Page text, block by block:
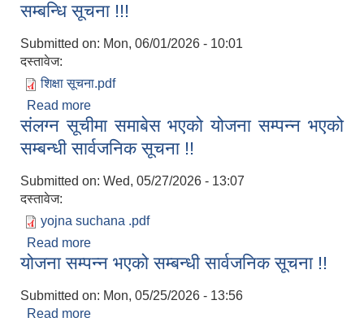
सम्बन्धि सूचना !!!
Submitted on: Mon, 06/01/2026 - 10:01
दस्तावेज:
शिक्षा सूचना.pdf
Read more
लक्षित छात्रवृति कार्यक्रमका लागि आवेदन दिने सम्बन्धि
सूचना !!!
संलग्न सूचीमा समाबेस भएको योजना सम्पन्न भएको
सम्बन्धी सार्वजनिक सूचना !!
Submitted on: Wed, 05/27/2026 - 13:07
दस्तावेज:
yojna suchana .pdf
Read more
सम्बन्धी सार्वजनिक सूचना !!
योजना सम्पन्न भएको सम्बन्धी सार्वजनिक सूचना !!
Submitted on: Mon, 05/25/2026 - 13:56
Read more